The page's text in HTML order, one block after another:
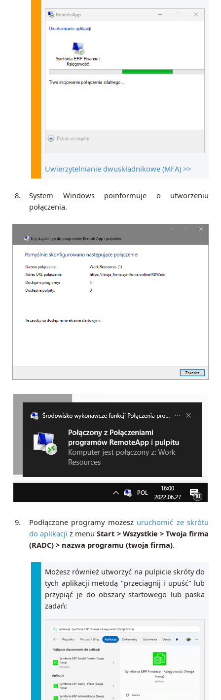
Uwierzytelnianie dwuskładnikowe (MFA) >>
8.
System Windows poinformuje o utworzeniu
połączenia.
9. Podłączone programy możesz uruchomić ze skrótu
do aplikacji z menuStart > Wszystkie > Twoja firma
(RADC) > nazwa programu (twoja firma).
Możesz również utworzyć na pulpicie skróty do
tych aplikacji metodą "przeciągnij i upuść" lub
przypiąć je do obszary startowego lub paska
zadań: